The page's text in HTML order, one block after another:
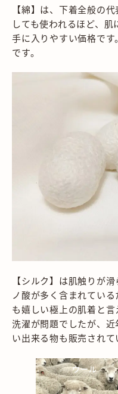
【綿】は、下着全般の
しても使われるほど、
手に入りやすい価格で
です。
【シルク】は肌触りが
ノ酸が多く含まれてい
も嬉しい極上の肌着と
洗濯が問題でしたが、
い出来る物も販売されて
ウール